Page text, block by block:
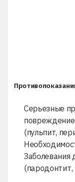
Серьезные
(пульпит,
Заболевания
(пародонтит,